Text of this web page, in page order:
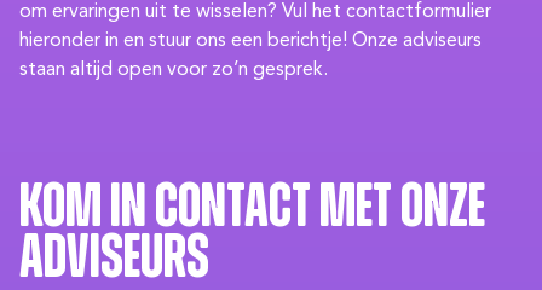
om ervaringen uit te wisselen? Vul het contactformulier
hieronder in en stuur ons een berichtje! Onze adviseurs
staan altijd open voor zo’n gesprek.
Kom in contact met onze
adviseurs